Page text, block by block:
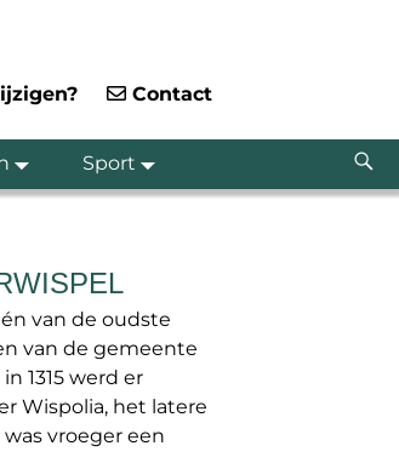
Contact
Sport
van de oudste
van de gemeente
1315 werd er
Wispolia, het latere
vroeger een